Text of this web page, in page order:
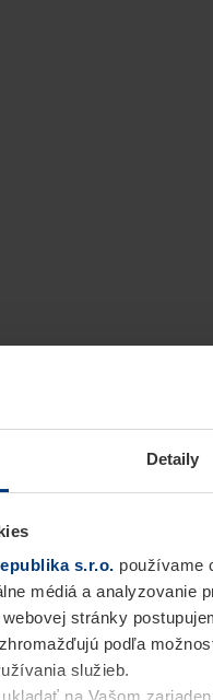
Detaily
s.r.o. používame
médiá a analyzovanie
stránky
podľa
služieb.